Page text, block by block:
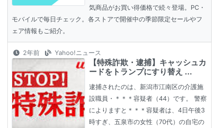
気商品がお買い得価格で続々登場。PC・
モバイルで毎日チェック。各ストアで開催中の季節限定セールやフ
ェア情報もご紹介。
2年前 Yahoo!ニュース
【特殊詐欺・逮捕】キャッシュカ
ードをトランプにすり替え ...
逮捕されたのは、新潟市江南区の介護施
設職員・＊＊＊容疑者（44）です。 警察
によりますと＊＊＊容疑者は、4日午後3
時すぎ、五泉市の女性（70代）の自宅の